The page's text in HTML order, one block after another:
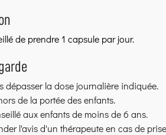
de prendre 1 capsule par jour.
dépasser la dose journalière indiquée.
de la portée des enfants.
aux enfants de moins de 6 ans.
l'avis d'un thérapeute en cas de